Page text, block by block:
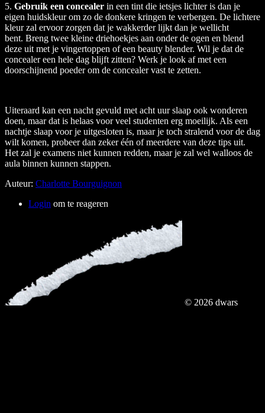
5. Gebruik een concealer in een tint die ietsjes lichter is dan je
eigen huidskleur om zo de donkere kringen te verbergen. De lichtere
kleur zal ervoor zorgen dat je wakkerder lijkt dan je wellicht
bent. Breng twee kleine driehoekjes aan onder de ogen en blend
deze uit met je vingertoppen of een beauty blender. Wil je dat de
concealer een hele dag blijft zitten? Werk je look af met een
doorschijnend poeder om de concealer vast te zetten.
Uiteraard kan een nacht gevuld met acht uur slaap ook wonderen
doen, maar dat is helaas voor veel studenten erg moeilijk. Als een
nachtje slaap voor je uitgesloten is, maar je toch stralend voor de dag
wilt komen, probeer dan zeker één of meerdere van deze tips uit.
Het zal je examens niet kunnen redden, maar je zal wel walloos de
aula binnen kunnen stappen.
Auteur: Charlotte Bourguignon
Login om te reageren
© 2026 dwars